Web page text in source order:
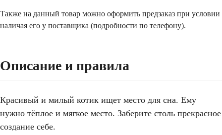
Также на данный товар можно оформить предзаказ при условии
наличая его у поставщика (подробности по телефону).
Описание и правила
Красивый и милый котик ищет место для сна. Ему
нужно тёплое и мягкое место. Заберите столь прекрасное
создание себе.